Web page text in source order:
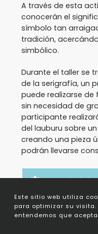
A través de esta
conocerán el
símbolo tan
tradición,
simbólico.
Durante el taller se
de la serigrafía, un
puede realizarse de
sin necesidad de
participante
del lauburu sobre
creando una pieza
podrán llevarse
A partir de
Este sitio web utiliza
para optimizar su
entendemos que